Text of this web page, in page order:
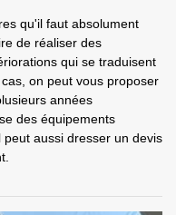
qu'il faut absolument
de réaliser des
qui se traduisent
on peut vous proposer
années
des équipements
aussi dresser un devis